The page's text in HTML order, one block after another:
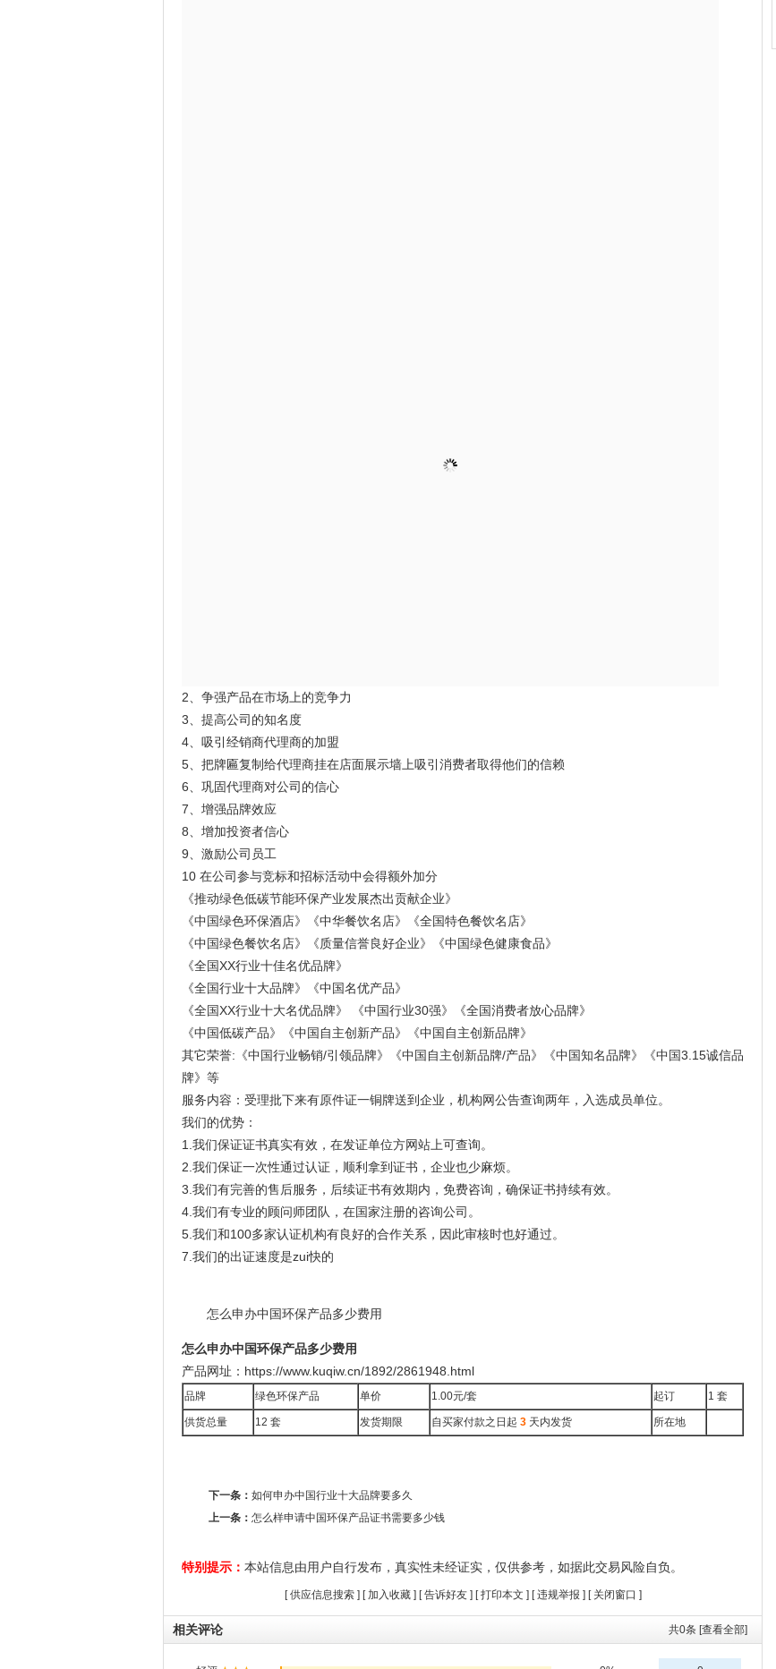
2、争强产品在市场上的竞争力
3、提高公司的知名度
4、吸引经销商代理商的加盟
5、把牌匾复制给代理商挂在店面展示墙上吸引消费者取得他们的信赖
6、巩固代理商对公司的信心
7、增强品牌效应
8、增加投资者信心
9、激励公司员工
10 在公司参与竞标和招标活动中会得额外加分
《推动绿色低碳节能环保产业发展杰出贡献企业》
《中国绿色环保酒店》《中华餐饮名店》《全国特色餐饮名店》
《中国绿色餐饮名店》《质量信誉良好企业》《中国绿色健康食品》
《全国XX行业十佳名优品牌》
《全国行业十大品牌》《中国名优产品》
《全国XX行业十大名优品牌》 《中国行业30强》《全国消费者放心品牌》
《中国低碳产品》《中国自主创新产品》《中国自主创新品牌》
其它荣誉:《中国行业畅销/引领品牌》《中国自主创新品牌/产品》《中国知名品牌》《中国3.15诚信品
牌》等
服务内容：受理批下来有原件证一铜牌送到企业，机构网公告查询两年，入选成员单位。
我们的优势：
1.我们保证证书真实有效，在发证单位方网站上可查询。
2.我们保证一次性通过认证，顺利拿到证书，企业也少麻烦。
3.我们有完善的售后服务，后续证书有效期内，免费咨询，确保证书持续有效。
4.我们有专业的顾问师团队，在国家注册的咨询公司。
5.我们和100多家认证机构有良好的合作关系，因此审核时也好通过。
7.我们的出证速度是zui快的
怎么申办中国环保产品多少费用
怎么申办中国环保产品多少费用
产品网址：https://www.kuqiw.cn/1892/2861948.html
品牌 绿色环保产品 单价 1.00元/套 起订 1 套
供货总量 12 套 发货期限 自买家付款之日起 3 天内发货 所在地
下一条： 如何申办中国行业十大品牌要多久
上一条： 怎么样申请中国环保产品证书需要多少钱
特别提示： 本站信息由用户自行发布，真实性未经证实，仅供参考，如据此交易风险自负。
[供应信息搜索] [加入收藏] [告诉好友] [打印本文 ] [违规举报 ] [ 关闭窗口 ]
共0条 [查看全部]
相关评论